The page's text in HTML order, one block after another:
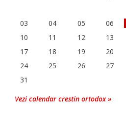
03
04 05 06
10
11 12 13
17
18 19 20
24
25 26 27
31
Vezi calendar crestin ortodox »